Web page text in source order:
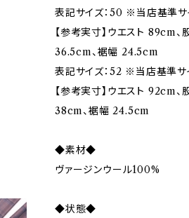
表記サイズ：50 ※当店基準サ
【参考実寸】ウエスト 89cm
36.5cm、裾幅 24.5cm
表記サイズ：52 ※当店基準サ
【参考実寸】ウエスト 92cm
38cm、裾幅 24.5cm
◆素材◆
ヴァージンウール100%
◆状態◆